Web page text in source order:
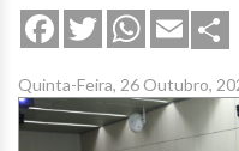
FacebookTwitterWhatsApp
Email
Quinta-Feira, 26 Outubro,